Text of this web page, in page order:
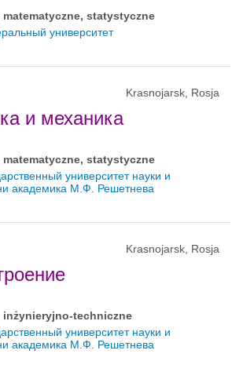
matematyczne, statystyczne
университет
Krasnojarsk, Rosja
и механика
matematyczne, statystyczne
университет науки и
академика М.Ф. Решетнева
Krasnojarsk, Rosja
inżynieryjno-techniczne
университет науки и
академика М.Ф. Решетнева